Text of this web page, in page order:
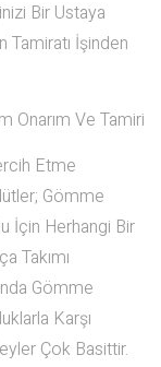
Bir Ustaya
İşinden
Onarım Ve Tamiri
Etme
Gömme
İçin Herhangi Bir
Takımı
Gömme
Karşı
Çok Basittir.